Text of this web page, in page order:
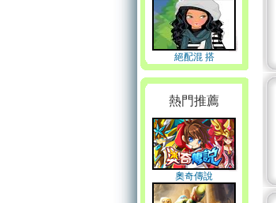
絕配混 搭
熱門推薦
奧奇傳說